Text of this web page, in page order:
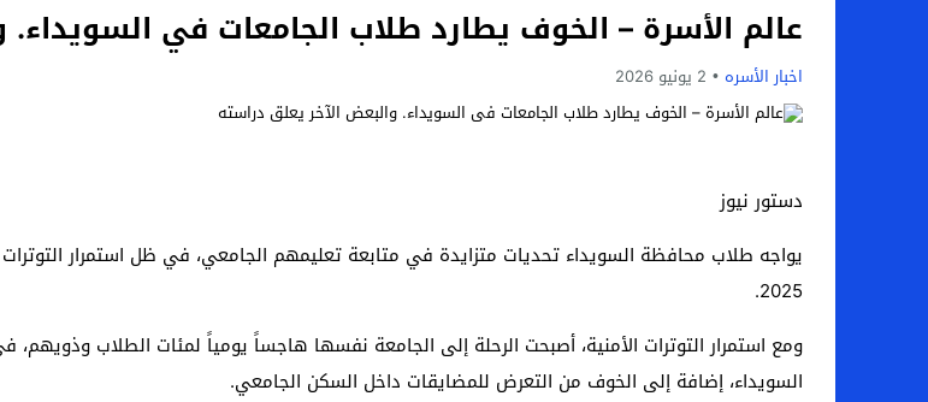
Previous
Next
عالم الأسرة – الخوف يطارد طلاب الجامعات في السويداء.
اخبار الأسره 2 يونيو 2026
دستور نيوز
يواجه طلاب محافظة السويداء تحديات متزايدة في متابعة تعليمهم الجامعي، في ظل استمرار
2025.
ومع استمرار التوترات الأمنية، أصبحت الرحلة إلى الجامعة نفسها هاجساً يومياً لمئات الطلاب
السويداء، إضافة إلى الخوف من التعرض للمضايقات داخل السكن الجامعي.